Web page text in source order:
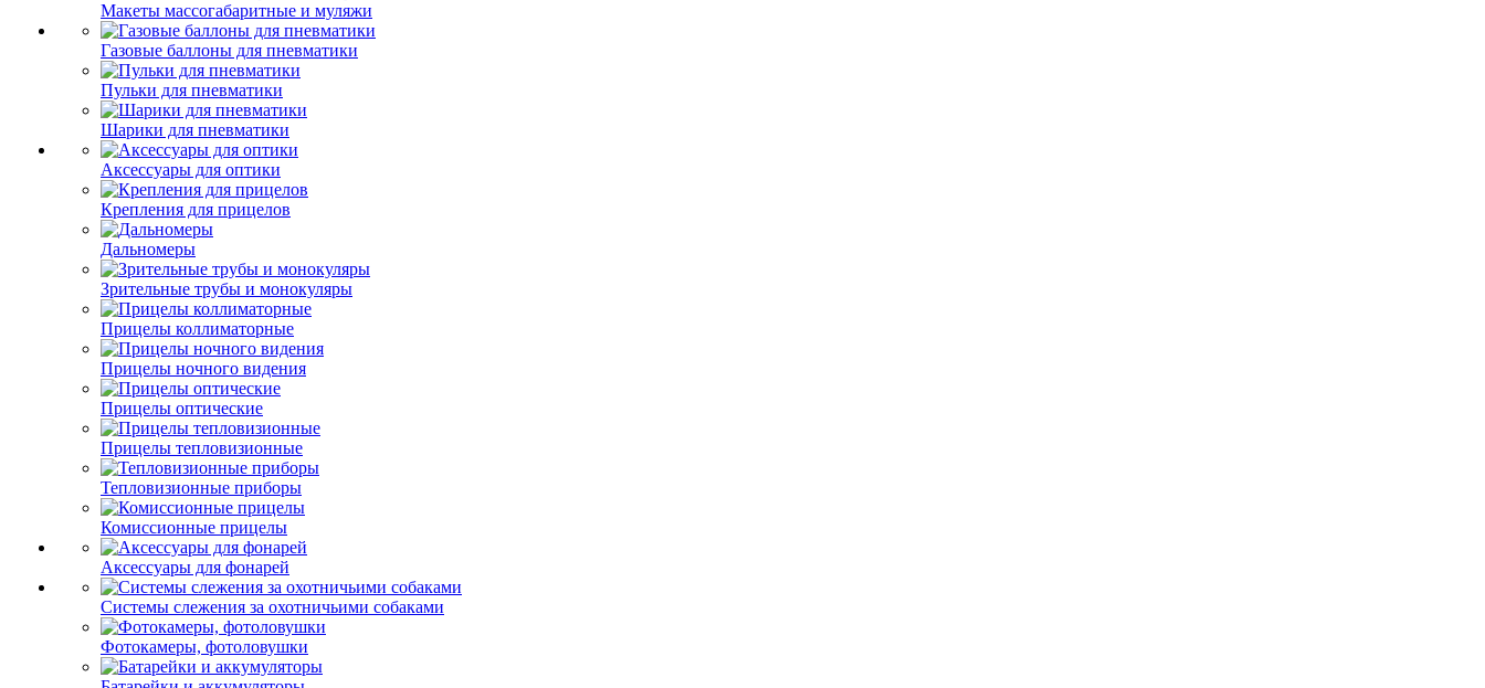
Макеты массогабаритные и муляжи
Газовые баллоны для пневматики
Пульки для пневматики
Шарики для пневматики
Аксессуары для оптики
Крепления для прицелов
Дальномеры
Зрительные трубы и монокуляры
Прицелы коллиматорные
Прицелы ночного видения
Прицелы оптические
Прицелы тепловизионные
Тепловизионные приборы
Комиссионные прицелы
Аксессуары для фонарей
Системы слежения за охотничьими собаками
Фотокамеры, фотоловушки